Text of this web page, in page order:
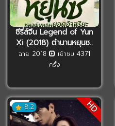
ซีรี่ส์จีน Legend of Yun
Xi (2018) ตำนานหยุนซ..
ฉาย 2018
เข้าชม 4371
ครั้ง
8.2 HD